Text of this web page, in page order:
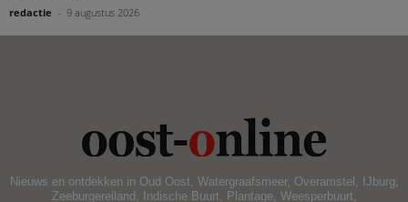
redactie - 9 augustus 2026
Nieuws en ontdekken in Oud Oost, Watergraafsmeer, Overamstel, IJburg,
Zeeburgereiland, Indische Buurt, Plantage, Weesperbuurt,